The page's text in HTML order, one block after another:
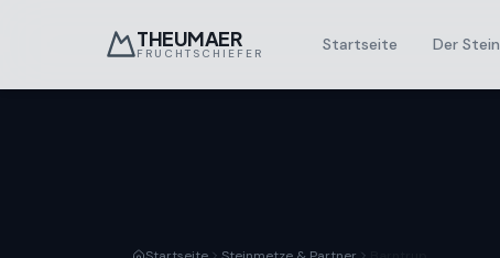
THEUMAER
FRUCHTSCHIEFER Startseite Der Stein